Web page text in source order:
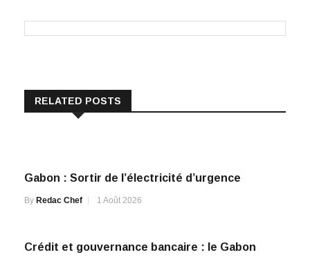
RELATED POSTS
Gabon : Sortir de l’électricité d’urgence
By Redac Chef 1 Août 2026
Crédit et gouvernance bancaire : le Gabon